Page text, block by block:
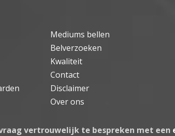
Mediums bellen
Belverzoeken
Kwaliteit
Contact
Disclaimer
Over ons
vertrouwelijk te bespreken met een